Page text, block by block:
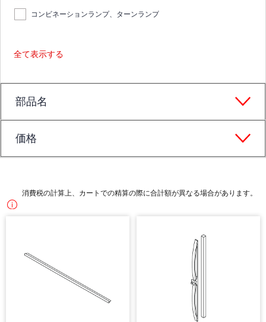
コンビネーションランプ、ターンランプ
全て表示する
部品名
価格
消費税の計算上、カートでの精算の際に合計額が異なる場合があります。